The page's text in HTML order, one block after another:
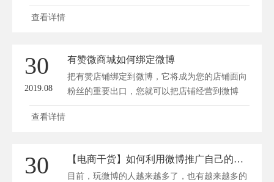
分...
查看详情
30
2019.08
有赞微商城如何绑定微博
把有赞店铺绑定到微博，它将成为您的店铺面向
粉丝的重要出口，您就可以把店铺经营到微博
上...
查看详情
30 【电商干货】如何利用微博推广自己的有赞店铺？
目前，玩微博的人越来越多了，也有越来越多的